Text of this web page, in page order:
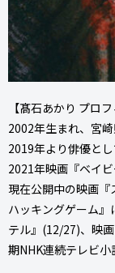
【髙石あかり プロフ
2002年生まれ、宮崎
2019年より俳優と
2021年映画『ベイ
現在公開中の映画
ハッキングゲーム
テル』(12/27)、映
期NHK連続テレビ小